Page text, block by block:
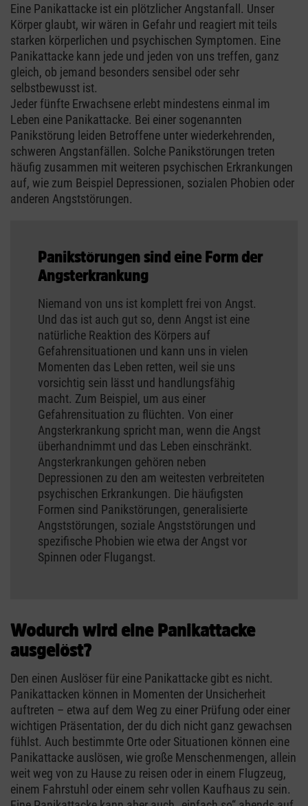
Eine Panikattacke ist ein plötzlicher Angstanfall. Unser
Körper glaubt, wir wären in Gefahr und reagiert mit teils
starken körperlichen und psychischen Symptomen. Eine
Panikattacke kann jede und jeden von uns treffen, ganz
gleich, ob jemand besonders sensibel oder sehr
selbstbewusst ist.
Jeder fünfte Erwachsene erlebt mindestens einmal im
Leben eine Panikattacke. Bei einer sogenannten
Panikstörung leiden Betroffene unter wiederkehrenden,
schweren Angstanfällen. Solche Panikstörungen treten
häufig zusammen mit weiteren psychischen Erkrankungen
auf, wie zum Beispiel Depressionen, sozialen Phobien oder
anderen Angststörungen.
Panikstörungen sind eine Form der
Angsterkrankung
Niemand von uns ist komplett frei von Angst.
Und das ist auch gut so, denn Angst ist eine
natürliche Reaktion des Körpers auf
Gefahrensituationen und kann uns in vielen
Momenten das Leben retten, weil sie uns
vorsichtig sein lässt und handlungsfähig
macht. Zum Beispiel, um aus einer
Gefahrensituation zu flüchten. Von einer
Angsterkrankung spricht man, wenn die Angst
überhandnimmt und das Leben einschränkt.
Angsterkrankungen gehören neben
Depressionen zu den am weitesten verbreiteten
psychischen Erkrankungen. Die häufigsten
Formen sind Panikstörungen, generalisierte
Angststörungen, soziale Angststörungen und
spezifische Phobien wie etwa der Angst vor
Spinnen oder Flugangst.
Wodurch wird eine Panikattacke
ausgelöst?
Den einen Auslöser für eine Panikattacke gibt es nicht.
Panikattacken können in Momenten der Unsicherheit
auftreten – etwa auf dem Weg zu einer Prüfung oder einer
wichtigen Präsentation, der du dich nicht ganz gewachsen
fühlst. Auch bestimmte Orte oder Situationen können eine
Panikattacke auslösen, wie große Menschenmengen, allein
weit weg von zu Hause zu reisen oder in einem Flugzeug,
einem Fahrstuhl oder einem sehr vollen Kaufhaus zu sein.